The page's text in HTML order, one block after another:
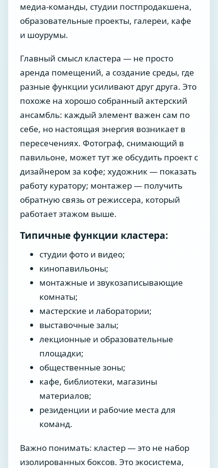
медиа-команды, студии постпродакшена,
образовательные проекты, галереи, кафе
и шоурумы.
Главный смысл кластера — не просто
аренда помещений, а создание среды, где
разные функции усиливают друг друга. Это
похоже на хорошо собранный актерский
ансамбль: каждый элемент важен сам по
себе, но настоящая энергия возникает в
пересечениях. Фотограф, снимающий в
павильоне, может тут же обсудить проект с
дизайнером за кофе; художник — показать
работу куратору; монтажер — получить
обратную связь от режиссера, который
работает этажом выше.
Типичные функции кластера:
студии фото и видео;
кинопавильоны;
монтажные и звукозаписывающие
комнаты;
мастерские и лаборатории;
выставочные залы;
лекционные и образовательные
площадки;
общественные зоны;
кафе, библиотеки, магазины
материалов;
резиденции и рабочие места для
команд.
Важно понимать: кластер — это не набор
изолированных боксов. Это экосистема,